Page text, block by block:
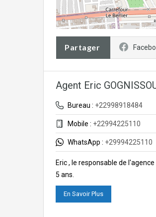
Partager
Agent Eric
Bureau : +22998918484
Mobile : +22994225110
WhatsApp : +29994225110
Eric , le responsable de
5 ans.
En Savoir Plus